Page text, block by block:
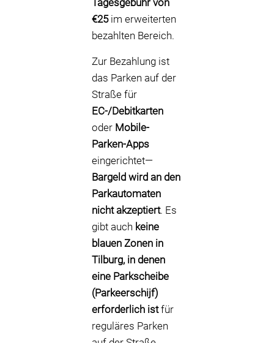
Tagesgebühr von
€25im erweiterten
bezahlten Bereich.
Zur Bezahlung ist
das Parken auf der
Straße für
EC-/Debitkarten
oder Mobile-
Parken-Apps
eingerichtet—
Bargeld wird an den
Parkautomaten
nicht akzeptiert. Es
gibt auch keine
blauen Zonen in
Tilburg, in denen
eine Parkscheibe
(Parkeerschijf)
erforderlich istfür
reguläres Parken